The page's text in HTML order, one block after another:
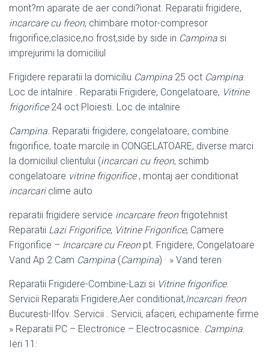
mont?m aparate de aer condi?ionat. Reparatii frigidere,
incarcare cu freon, chimbare motor-compresor
frigorifice,clasice,no frost,side by side in Campina si
imprejurimi la domiciliul
Frigidere reparatii la domiciliu Campina 25 oct Campina.
Loc de intalnire . Reparatii Frigidere, Congelatoare, Vitrine
frigorifice24 oct Ploiesti. Loc de intalnire
Campina. Reparatii frigidere, congelatoare, combine
frigorifice, toate marcile in CONGELATOARE, diverse marci
la domiciliul clientului (incarcari cu freon, schimb
congelatoare vitrine frigorifice, montaj aer conditionat
incarcariclime auto
reparatii frigidere service incarcare freonfrigotehnist
Reparatii Lazi Frigorifice, Vitrine Frigorifice, Camere
Frigorifice – Incarcare cu Freonpt. Frigidere, Congelatoare
Vand Ap 2 Cam Campina (Campina) · » Vand teren
Reparatii Frigidere-Combine-Lazi si Vitrine frigorifice.
Servicii Reparatii Frigidere,Aer conditionat,Incarcari freon
Bucuresti-Ilfov. Servicii . Servicii, afaceri, echipamente firme
» Reparatii PC – Electronice – Electrocasnice. Campina.
Ieri 11: